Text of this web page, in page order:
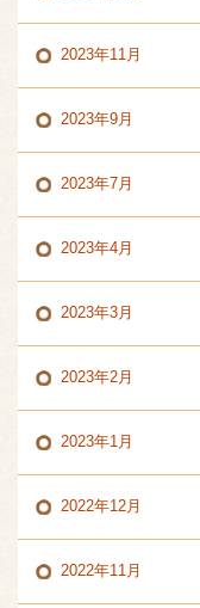
2023年11月
2023年9月
2023年7月
2023年4月
2023年3月
2023年2月
2023年1月
2022年12月
2022年11月